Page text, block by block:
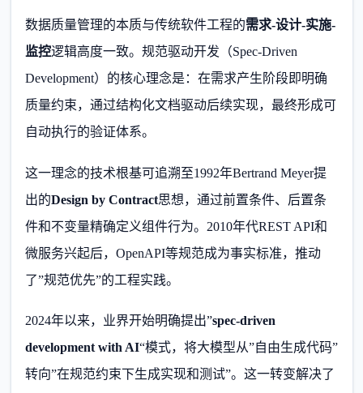
数据质量管理的本质与传统软件工程的需求-设计-实施-
监控逻辑高度一致。规范驱动开发（Spec-Driven
Development）的核心理念是：在需求产生阶段即明确
质量约束，通过结构化文档驱动后续实现，最终形成可
自动执行的验证体系。
这一理念的技术根基可追溯至1992年Bertrand Meyer提
出的Design by Contract思想，通过前置条件、后置条
件和不变量精确定义组件行为。2010年代REST API和
微服务兴起后，OpenAPI等规范成为事实标准，推动
了”规范优先”的工程实践。
2024年以来，业界开始明确提出”spec-driven
development with AI“模式，将大模型从”自由生成代码”
转向”在规范约束下生成实现和测试”。这一转变解决了